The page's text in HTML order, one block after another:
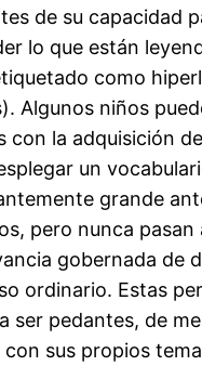
de su capacidad
lo que están
como
Algunos niños
con la adquisición
un
grande
pero nunca pasan
gobernada de
ordinario. Estas
ser pedantes, de
con sus propios